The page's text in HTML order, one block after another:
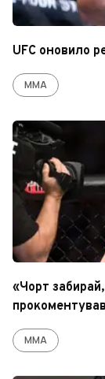
UFC оновило
ММА
«Чорт
ММА